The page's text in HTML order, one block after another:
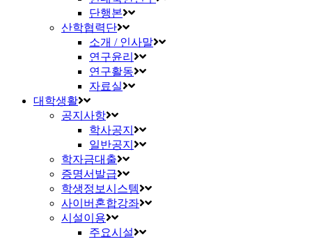
단행본
산학협력단
소개 / 인사말
연구윤리
연구활동
자료실
대학생활
공지사항
학사공지
일반공지
학자금대출
증명서발급
학생정보시스템
사이버혼합강좌
시설이용
주요시설